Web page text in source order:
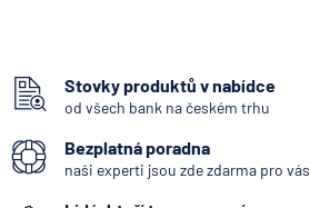
Stovky produktů v nabídce
od všech bank na českém trhu
Bezplatná poradna
naši experti jsou zde zdarma pro vás